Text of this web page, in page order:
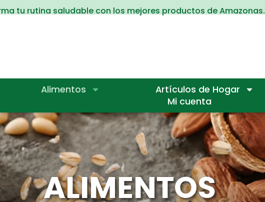
tu rutina saludable con los mejores productos de Amazonas.
Alimentos Artículos de Hogar
Mi cuenta
ALIMENTOS